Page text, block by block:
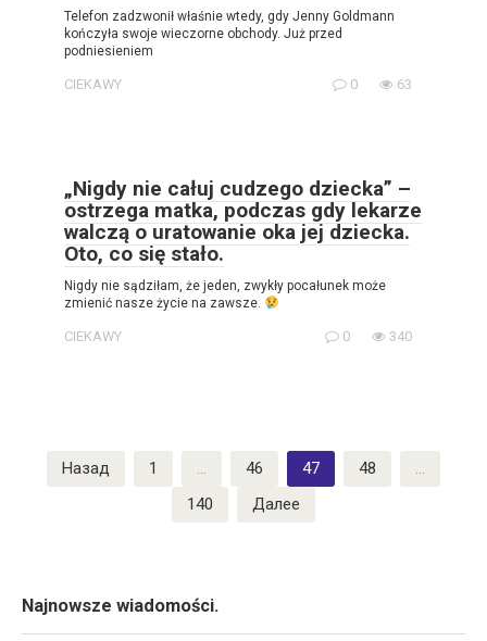
Telefon zadzwonił właśnie wtedy, gdy Jenny Goldmann
kończyła swoje wieczorne obchody. Już przed
podniesieniem
CIEKAWY 0 63
„Nigdy nie całuj cudzego dziecka” –
ostrzega matka, podczas gdy lekarze
walczą o uratowanie oka jej dziecka.
Oto, co się stało.
Nigdy nie sądziłam, że jeden, zwykły pocałunek może
zmienić nasze życie na zawsze.
CIEKAWY 0 340
Пагинация
записей
Назад 1 … 46 47 48
…
140
Далее
Najnowsze wiadomości.